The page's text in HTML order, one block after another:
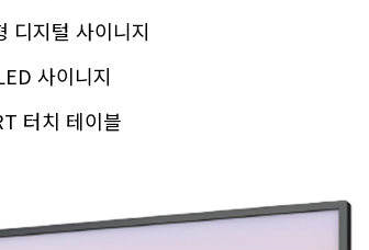
디지털 사이니지
사이니지
터치 테이블